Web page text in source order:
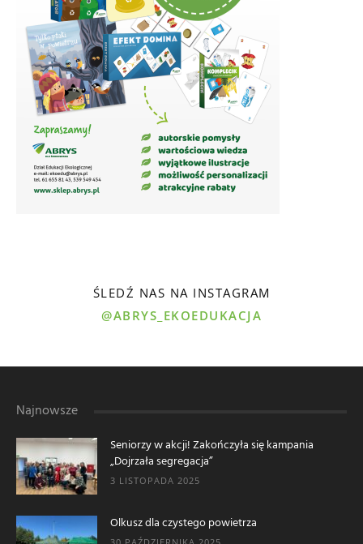
ŚLEDŹ NAS NA INSTAGRAM
@ABRYS_EKOEDUKACJA
Najnowsze
Seniorzy w akcji! Zakończyła się kampania
„Dojrzała segregacja”
3 LISTOPADA 2025
Olkusz dla czystego powietrza